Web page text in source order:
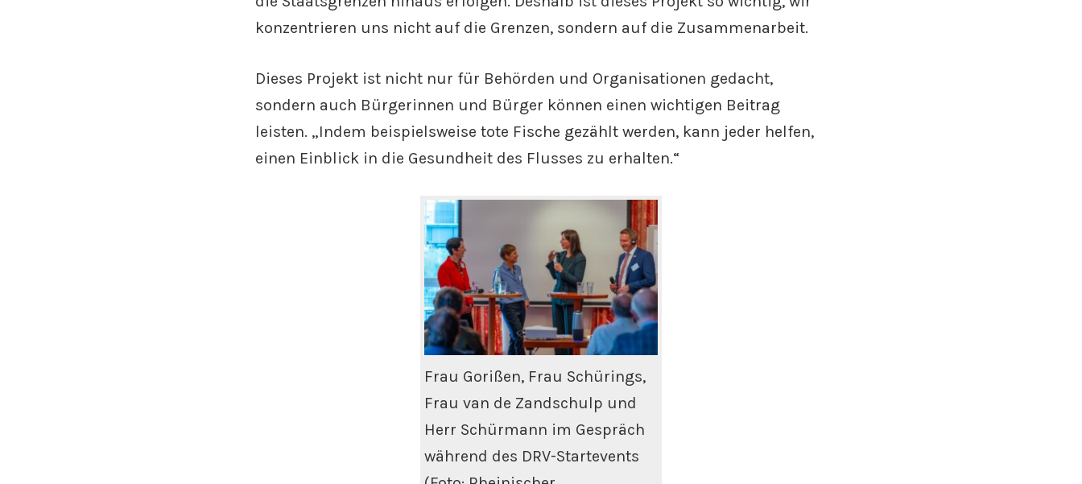
konzentrieren uns nicht auf die Grenzen, sondern auf die Zusammenarbeit.
Dieses Projekt ist nicht nur für Behörden und Organisationen gedacht,
sondern auch Bürgerinnen und Bürger können einen wichtigen Beitrag
leisten. „Indem beispielsweise tote Fische gezählt werden, kann jeder helfen,
einen Einblick in die Gesundheit des Flusses zu erhalten.“
Frau Gorißen, Frau Schürings,
Frau van de Zandschulp und
Herr Schürmann im Gespräch
während des DRV-Startevents